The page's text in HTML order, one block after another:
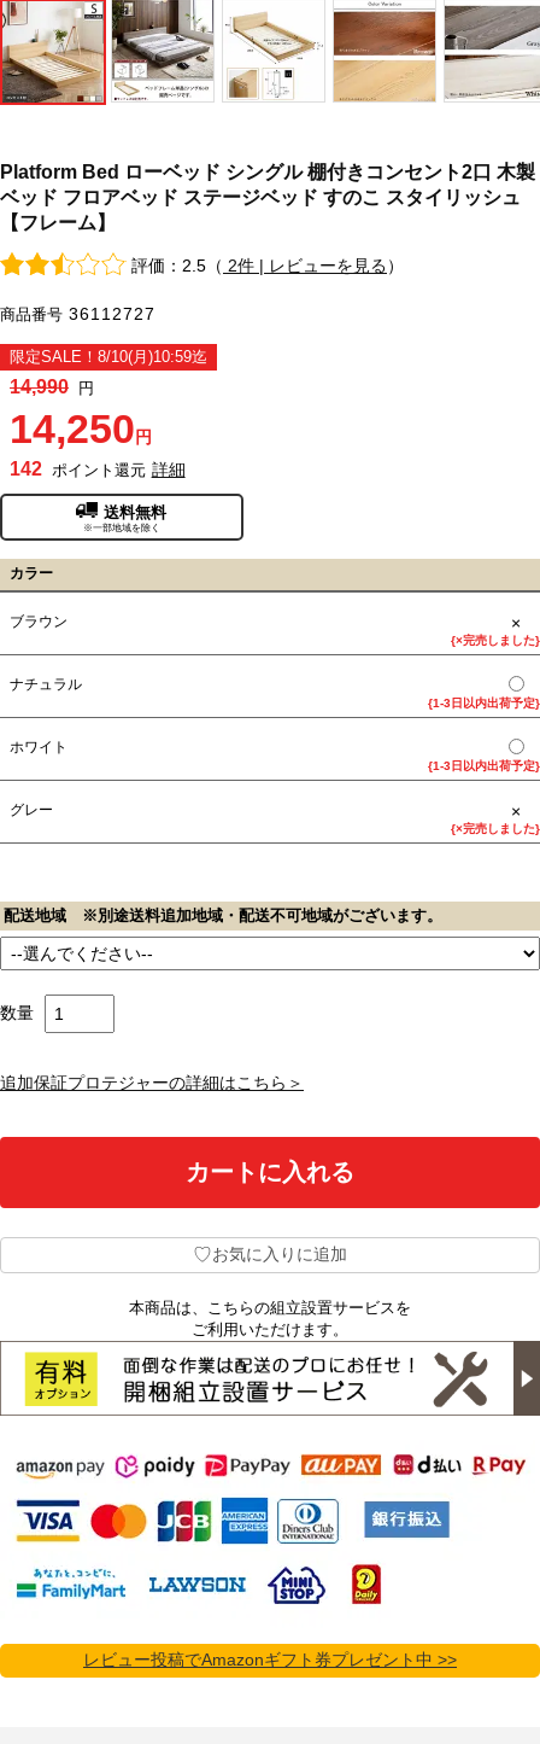
Platform Bed ローベッド シングル 棚付きコンセント2口 木製
ベッド フロアベッド ステージベッド すのこ スタイリッシュ
【フレーム】
評価：2.5（ 2件 | レビューを見る）
商品番号 36112727
限定SALE！8/10(月)10:59迄
14,990 円
14,250 円
142 ポイント還元 詳細
送料無料
※一部地域を除く
カラー
ブラウン ×
{×完売しました}
ナチュラル
{1-3日以内出荷予定}
ホワイト
{1-3日以内出荷予定}
グレー ×
{×完売しました}
配送地域 ※別途送料追加地域・配送不可地域がございます。
数量
追加保証プロテジャーの詳細はこちら＞
♡お気に入りに追加
本商品は、こちらの組立設置サービスを
ご利用いただけます。
レビュー投稿でAmazonギフト券プレゼント中 >>